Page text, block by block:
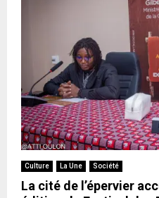
Culture La Une Société
La cité de l’épervier